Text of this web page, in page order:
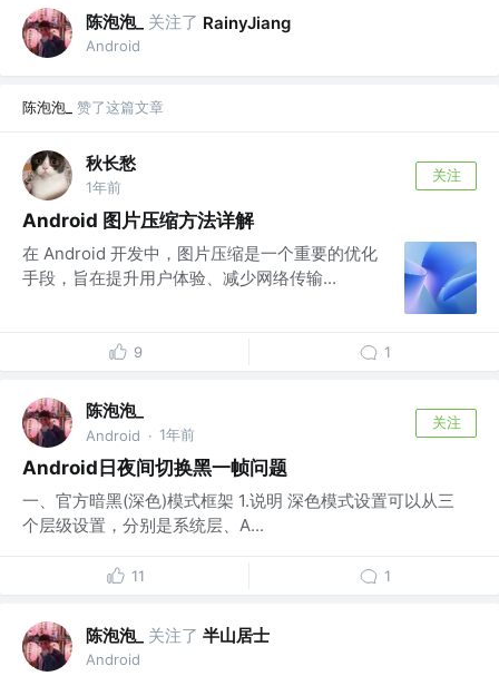
陈泡泡_ 关注了 RainyJiang
Android
陈泡泡_ 赞了这篇文章
秋长愁
1年前
关注
Android 图片压缩方法详解
在 Android 开发中，图片压缩是一个重要的优化
手段，旨在提升用户体验、减少网络传输...
9 1
陈泡泡_
Android · 1年前
关注
Android日夜间切换黑一帧问题
一、官方暗黑(深色)模式框架 1.说明 深色模式设置可以从三
个层级设置，分别是系统层、A...
11 1
陈泡泡_ 关注了 半山居士
Android